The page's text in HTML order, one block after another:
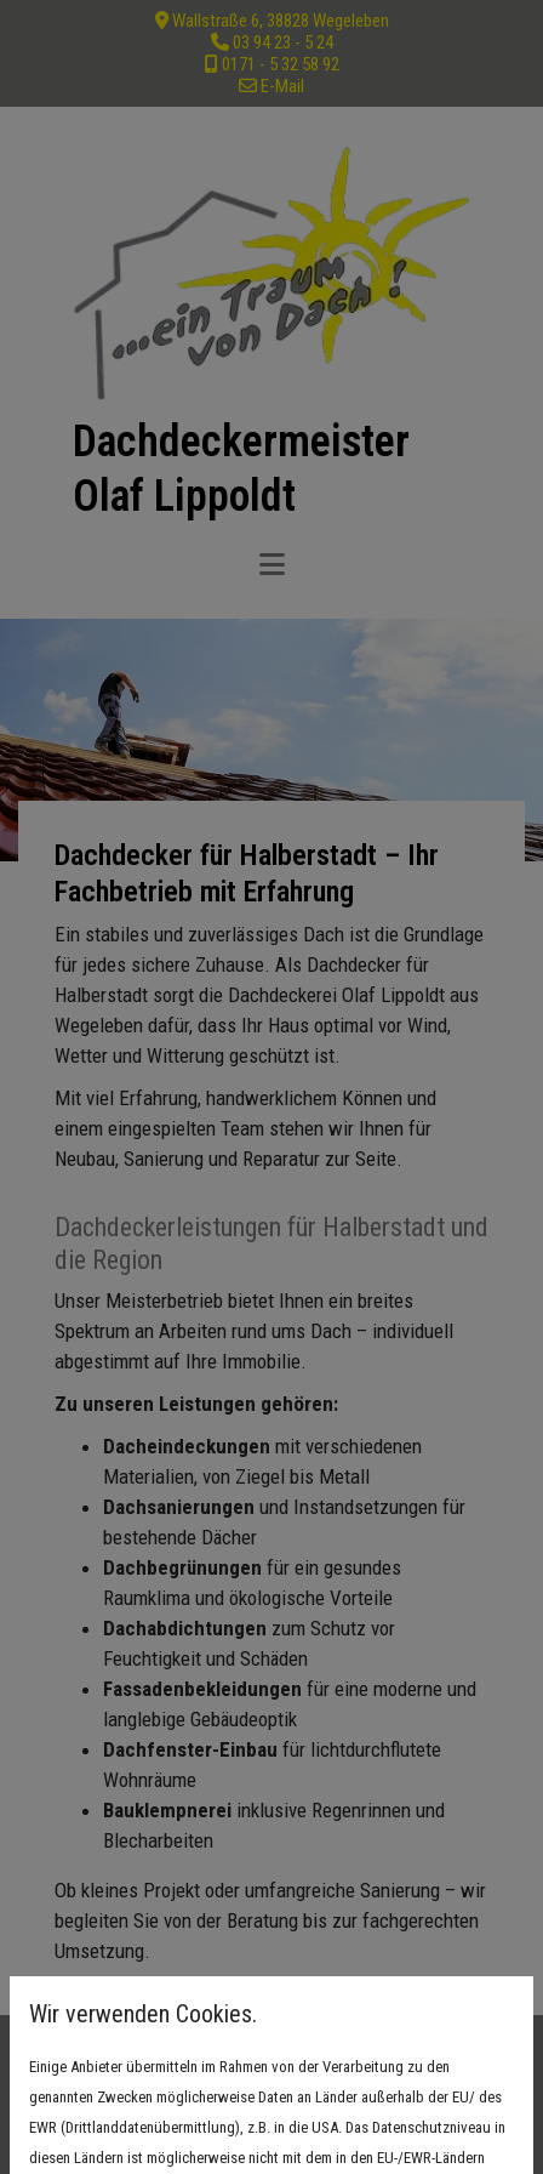
Wallstraße 6, 38828 Wegeleben
03 94 23 - 5 24
0171 - 5 32 58 92
E-Mail
Dachdeckermeister
Olaf Lippoldt
Dachdecker für Halberstadt – Ihr
Fachbetrieb mit Erfahrung
Ein stabiles und zuverlässiges Dach ist die Grundlage
für jedes sichere Zuhause. Als Dachdecker für
Halberstadt sorgt die Dachdeckerei Olaf Lippoldt aus
Wegeleben dafür, dass Ihr Haus optimal vor Wind,
Wetter und Witterung geschützt ist.
Mit viel Erfahrung, handwerklichem Können und
einem eingespielten Team stehen wir Ihnen für
Neubau, Sanierung und Reparatur zur Seite.
Dachdeckerleistungen für Halberstadt und
die Region
Unser Meisterbetrieb bietet Ihnen ein breites
Spektrum an Arbeiten rund ums Dach – individuell
abgestimmt auf Ihre Immobilie.
Zu unseren Leistungen gehören:
Dacheindeckungen mit verschiedenen
Materialien, von Ziegel bis Metall
Dachsanierungen und Instandsetzungen für
bestehende Dächer
Dachbegrünungen für ein gesundes
Raumklima und ökologische Vorteile
Dachabdichtungen zum Schutz vor
Feuchtigkeit und Schäden
Fassadenbekleidungen für eine moderne und
langlebige Gebäudeoptik
Dachfenster-Einbau für lichtdurchflutete
Wohnräume
Bauklempnerei inklusive Regenrinnen und
Blecharbeiten
Ob kleines Projekt oder umfangreiche Sanierung – wir
begleiten Sie von der Beratung bis zur fachgerechten
Umsetzung.
Wir verwenden Cookies.
Einige Anbieter übermitteln im Rahmen von der Verarbeitung zu den
genannten Zwecken möglicherweise Daten an Länder außerhalb der EU/ des
EWR (Drittlanddatenübermittlung), z.B. in die USA. Das Datenschutzniveau in
diesen Ländern ist möglicherweise nicht mit dem in den EU-/EWR-Ländern